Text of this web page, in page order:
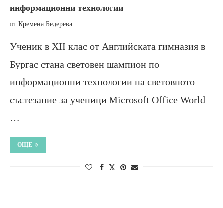
информационни технологии
от Кремена Бедерева
Ученик в XII клас от Английската гимназия в
Бургас стана световен шампион по
информационни технологии на световното
състезание за ученици Microsoft Office World
…
ОЩЕ